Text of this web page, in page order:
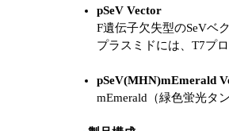
pSeV Vector
F遺伝子欠失型のSeVベ
プラスミドには、T7プ
pSeV(MHN)mEmerald
mEmerald（緑色蛍光タ